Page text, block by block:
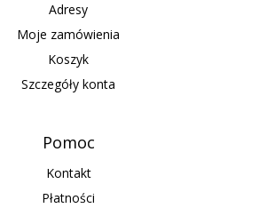
Adresy
Moje zamówienia
Koszyk
Szczegóły konta
Pomoc
Kontakt
Płatności